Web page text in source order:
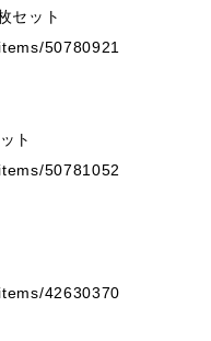
セット
50780921
ト
50781052
42630370